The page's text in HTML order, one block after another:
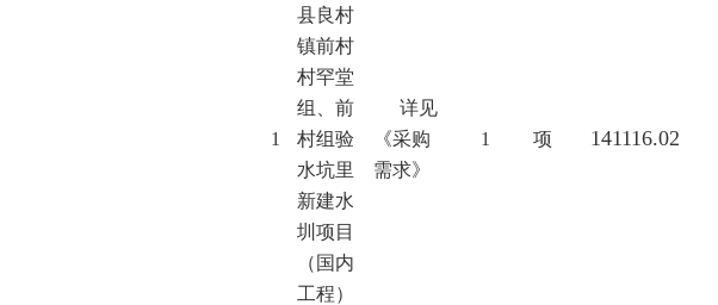
1
县良村
镇前村
村罕堂
组、前
村组验
水坑里
新建水
圳项目
（国内
工程）
详见
《采购
需求》
1 项 141116.02